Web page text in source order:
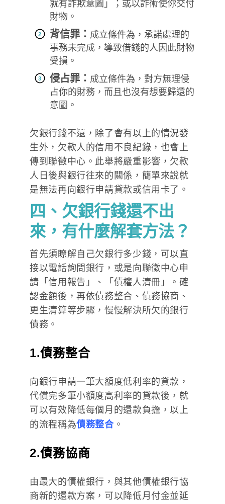
就有詐欺意圖」；或以詐術使你交付
財物。
背信罪： 成立條件為，承諾處理的
事務未完成，導致借錢的人因此財物
受損。
侵占罪： 成立條件為，對方無理侵
占你的財務，而且也沒有想要歸還的
意圖。
欠銀行錢不還，除了會有以上的情況發
生外，欠款人的信用不良紀錄，也會上
傳到聯徵中心。此舉將嚴重影響，欠款
人日後與銀行往來的關係，簡單來說就
是無法再向銀行申請貸款或信用卡了。
四、欠銀行錢還不出
來，有什麼解套方法？
首先須瞭解自己欠銀行多少錢，可以直
接以電話詢問銀行，或是向聯徵中心申
請「信用報告」、「債權人清冊」。確
認金額後，再依債務整合、債務協商、
更生清算等步驟，慢慢解決所欠的銀行
債務。
1.債務整合
向銀行申請一筆大額度低利率的貸款，
代償完多筆小額度高利率的貸款後，就
可以有效降低每個月的還款負擔，以上
的流程稱為債務整合。
2.債務協商
由最大的債權銀行，與其他債權銀行協
商新的還款方案，可以降低月付金並延